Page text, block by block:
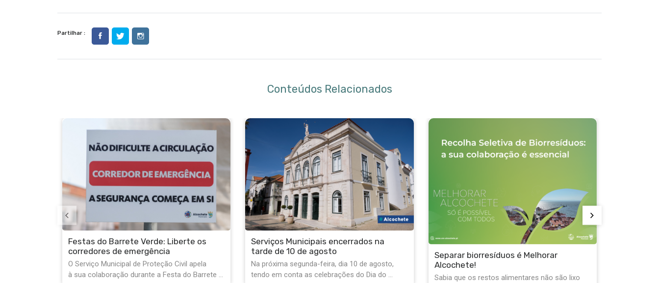
Partilhar :
Conteúdos Relacionados
a Festa do Barrete ...
Serviços Municipais encerrados na
tarde de 10 de agosto
Na próxima segunda-feira, dia 10 de agosto,
tendo em conta as celebrações do Dia do ...
Separar biorresíduos é Melhorar
Alcochete!
Sabia que os restos alimentares não são lixo
Alteração de trânsito em Alcochete até
31 de agosto
Devido à realização das Festas do Barrete
Verde e das Salinas, montagem e